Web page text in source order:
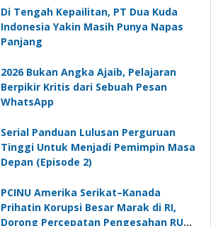
Di Tengah Kepailitan, PT Dua Kuda
Indonesia Yakin Masih Punya Napas
Panjang
2026 Bukan Angka Ajaib, Pelajaran
Berpikir Kritis dari Sebuah Pesan
WhatsApp
Serial Panduan Lulusan Perguruan
Tinggi Untuk Menjadi Pemimpin Masa
Depan (Episode 2)
PCINU Amerika Serikat–Kanada
Prihatin Korupsi Besar Marak di RI,
Dorong Percepatan Pengesahan RUU